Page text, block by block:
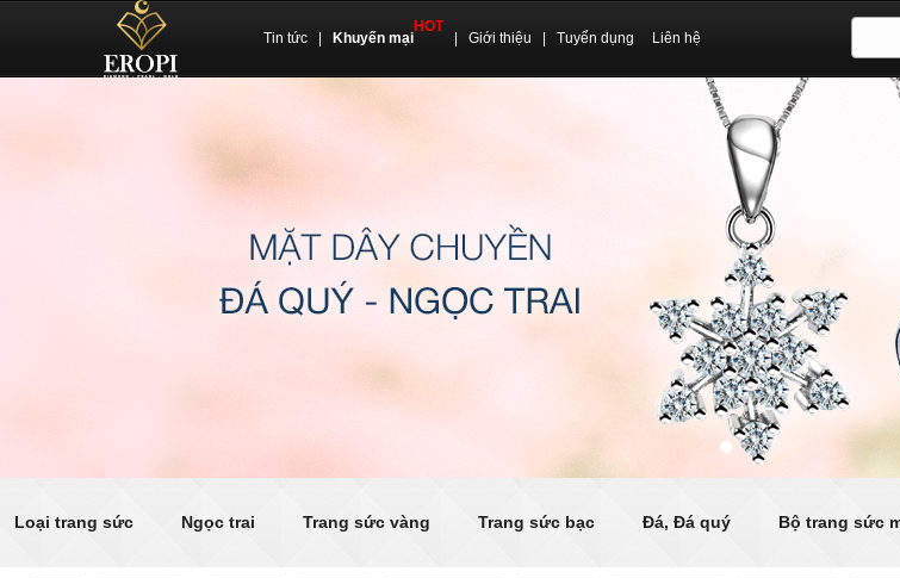
Tin tức Khuyến mại
HOT
Giới thiệu Tuyển dụng Liên hệ
Loại trang sức Ngọc trai Trang sức vàng Trang sức bạc Đá, Đá quý Bộ trang sức